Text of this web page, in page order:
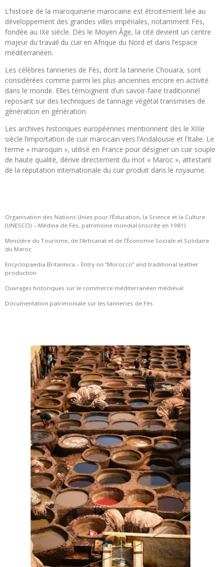
L’histoire de la maroquinerie marocaine est étroitement liée au
développement des grandes villes impériales, notamment Fès,
fondée au IXe siècle. Dès le Moyen Âge, la cité devient un centre
majeur du travail du cuir en Afrique du Nord et dans l’espace
méditerranéen.
Les célèbres tanneries de Fès, dont la tannerie Chouara, sont
considérées comme parmi les plus anciennes encore en activité
dans le monde. Elles témoignent d’un savoir-faire traditionnel
reposant sur des techniques de tannage végétal transmises de
génération en génération.
Les archives historiques européennes mentionnent dès le XIIIe
siècle l’importation de cuir marocain vers l’Andalousie et l’Italie. Le
terme « maroquin », utilisé en France pour désigner un cuir souple
de haute qualité, dérive directement du mot « Maroc », attestant
de la réputation internationale du cuir produit dans le royaume.
Organisation des Nations Unies pour l’Éducation, la Science et la Culture
(UNESCO) – Médina de Fès, patrimoine mondial (inscrite en 1981)
Ministère du Tourisme, de l’Artisanat et de l’Économie Sociale et Solidaire
du Maroc
Encyclopaedia Britannica – Entry on “Morocco” and traditional leather
production
Ouvrages historiques sur le commerce méditerranéen médiéval
Documentation patrimoniale sur les tanneries de Fès